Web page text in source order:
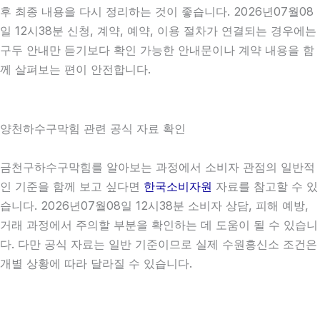
후 최종 내용을 다시 정리하는 것이 좋습니다. 2026년07월08
일 12시38분 신청, 계약, 예약, 이용 절차가 연결되는 경우에는
구두 안내만 듣기보다 확인 가능한 안내문이나 계약 내용을 함
께 살펴보는 편이 안전합니다.
양천하수구막힘 관련 공식 자료 확인
금천구하수구막힘를 알아보는 과정에서 소비자 관점의 일반적
인 기준을 함께 보고 싶다면 한국소비자원 자료를 참고할 수 있
습니다. 2026년07월08일 12시38분 소비자 상담, 피해 예방,
거래 과정에서 주의할 부분을 확인하는 데 도움이 될 수 있습니
다. 다만 공식 자료는 일반 기준이므로 실제 수원흥신소 조건은
개별 상황에 따라 달라질 수 있습니다.